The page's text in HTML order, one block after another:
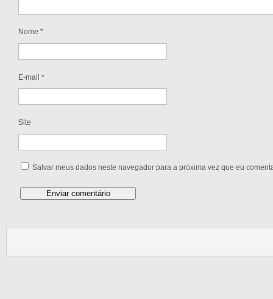
Nome *
E-mail *
Site
Salvar meus dados neste navegador para a próxima vez que eu